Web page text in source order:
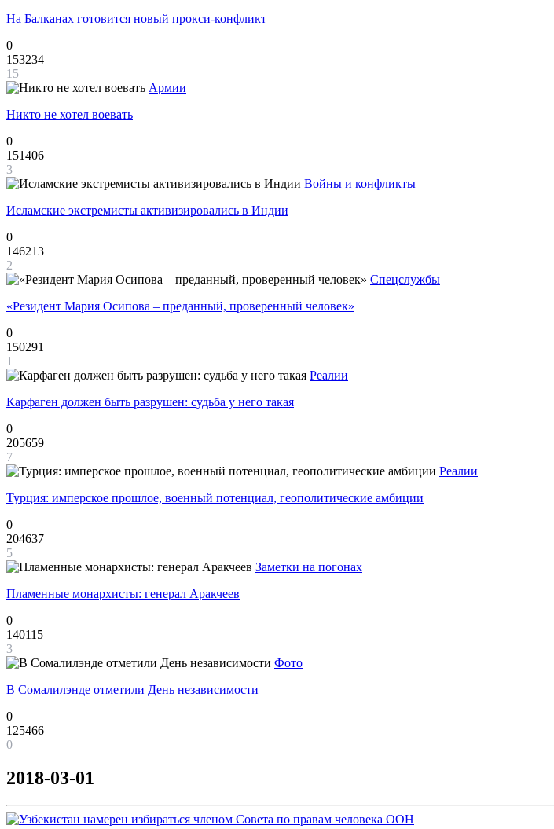
На Балканах готовится новый прокси-конфликт
0
153234
15
Армии
Никто не хотел воевать
0
151406
3
Войны и конфликты
Исламские экстремисты активизировались в Индии
0
146213
2
Спецслужбы
«Резидент Мария Осипова – преданный, проверенный человек»
0
150291
1
Реалии
Карфаген должен быть разрушен: судьба у него такая
0
205659
7
Реалии
Турция: имперское прошлое, военный потенциал, геополитические амбиции
0
204637
5
Заметки на погонах
Пламенные монархисты: генерал Аракчеев
0
140115
3
Фото
В Сомалилэнде отметили День независимости
0
125466
0
2018-03-01